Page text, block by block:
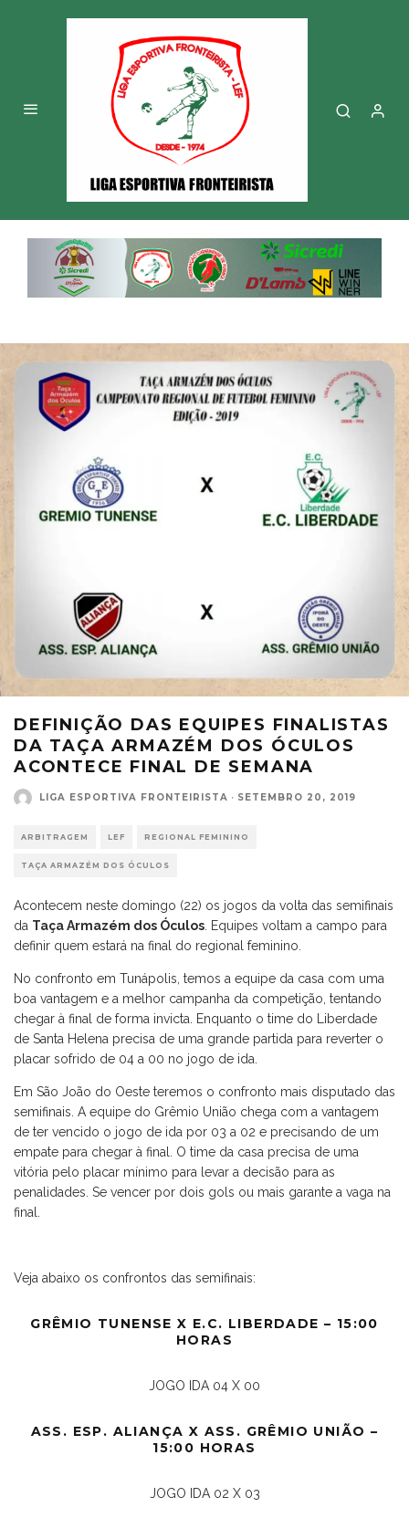
DEFINIÇÃO DAS EQUIPES FINALISTAS
DA TAÇA ARMAZÉM DOS ÓCULOS
ACONTECE FINAL DE SEMANA
LIGA ESPORTIVA FRONTEIRISTA · SETEMBRO 20, 2019
ARBITRAGEM LEF REGIONAL FEMININO
TAÇA ARMAZÉM DOS ÓCULOS
Acontecem neste domingo (22) os jogos da volta das semifinais
da Taça Armazém dos Óculos . Equipes voltam a campo para
definir quem estará na final do regional feminino.
No confronto em Tunápolis, temos a equipe da casa com uma
boa vantagem e a melhor campanha da competição, tentando
chegar à final de forma invicta. Enquanto o time do Liberdade
de Santa Helena precisa de uma grande partida para reverter o
placar sofrido de 04 a 00 no jogo de ida.
Em São João do Oeste teremos o confronto mais disputado das
semifinais. A equipe do Grêmio União chega com a vantagem
de ter vencido o jogo de ida por 03 a 02 e precisando de um
empate para chegar à final. O time da casa precisa de uma
vitória pelo placar mínimo para levar a decisão para as
penalidades. Se vencer por dois gols ou mais garante a vaga na
final.
Veja abaixo os confrontos das semifinais:
GRÊMIO TUNENSE X E.C. LIBERDADE – 15:00
HORAS
JOGO IDA 04 X 00
ASS. ESP. ALIANÇA X ASS. GRÊMIO UNIÃO –
15:00 HORAS
JOGO IDA 02 X 03